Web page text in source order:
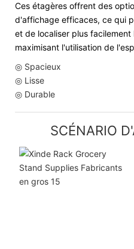
Ces étagères offrent des
d'affichage efficaces, ce qui
et de localiser plus
maximisant l'utilisation de
◎ Spacieux
◎ Lisse
◎ Durable
SCÉNARIO